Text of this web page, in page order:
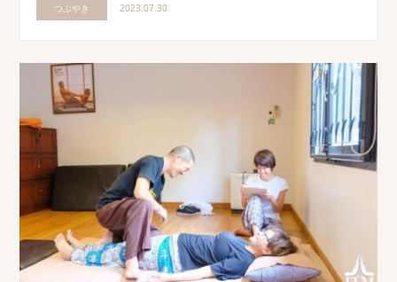
つぶやき 2023.07.30